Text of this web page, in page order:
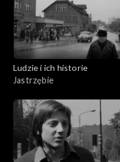
Ludzie i ich historie
Jastrzębie